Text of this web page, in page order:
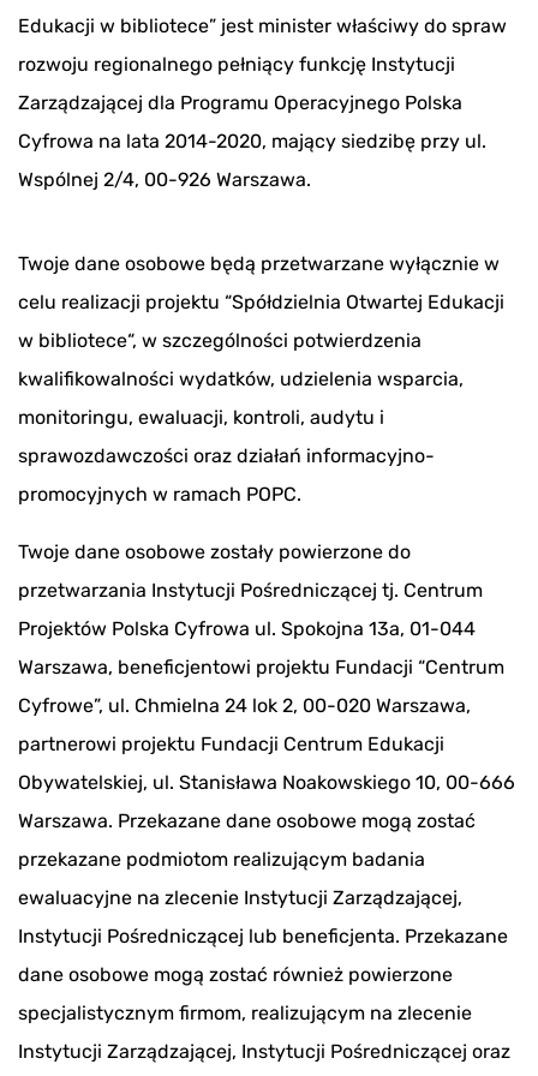
Edukacji w bibliotece” jest minister właściwy do spraw
rozwoju regionalnego pełniący funkcję Instytucji
Zarządzającej dla Programu Operacyjnego Polska
Cyfrowa na lata 2014-2020, mający siedzibę przy ul.
Wspólnej 2/4, 00-926 Warszawa.
Twoje dane osobowe będą przetwarzane wyłącznie w
celu realizacji projektu “Spółdzielnia Otwartej Edukacji
w bibliotece“, w szczególności potwierdzenia
kwalifikowalności wydatków, udzielenia wsparcia,
monitoringu, ewaluacji, kontroli, audytu i
sprawozdawczości oraz działań informacyjno-
promocyjnych w ramach POPC.
Twoje dane osobowe zostały powierzone do
przetwarzania Instytucji Pośredniczącej tj. Centrum
Projektów Polska Cyfrowa ul. Spokojna 13a, 01-044
Warszawa, beneficjentowi projektu Fundacji “Centrum
Cyfrowe”, ul. Chmielna 24 lok 2, 00-020 Warszawa,
partnerowi projektu Fundacji Centrum Edukacji
Obywatelskiej, ul. Stanisława Noakowskiego 10, 00-666
Warszawa. Przekazane dane osobowe mogą zostać
przekazane podmiotom realizującym badania
ewaluacyjne na zlecenie Instytucji Zarządzającej,
Instytucji Pośredniczącej lub beneficjenta. Przekazane
dane osobowe mogą zostać również powierzone
specjalistycznym firmom, realizującym na zlecenie
Instytucji Zarządzającej, Instytucji Pośredniczącej oraz